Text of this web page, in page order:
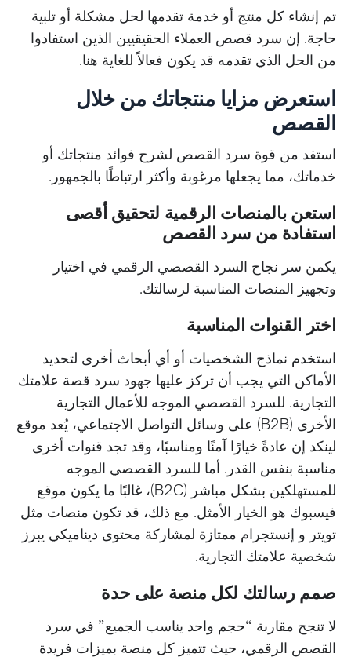
تم إنشاء كل منتج أو خدمة تقدمها لحل مشكلة أو تلبية
حاجة. إن سرد قصص العملاء الحقيقيين الذين استفادوا
من الحل الذي تقدمه قد يكون فعالاً للغاية هنا.
استعرض مزايا منتجاتك من خلال
القصص
استفد من قوة سرد القصص لشرح فوائد منتجاتك أو
خدماتك، مما يجعلها مرغوبة وأكثر ارتباطًا بالجمهور.
استعن بالمنصات الرقمية لتحقيق أقصى
استفادة من سرد القصص
يكمن سر نجاح السرد القصصي الرقمي في اختيار
وتجهيز المنصات المناسبة لرسالتك.
اختر القنوات المناسبة
استخدم نماذج الشخصيات أو أي أبحاث أخرى لتحديد
الأماكن التي يجب أن تركز عليها جهود سرد قصة علامتك
التجارية. للسرد القصصي الموجه للأعمال التجارية
الأخرى (B2B) على وسائل التواصل الاجتماعي، يُعد موقع
لينكد إن عادةً خيارًا آمنًا ومناسبًا، وقد تجد قنوات أخرى
مناسبة بنفس القدر. أما للسرد القصصي الموجه
للمستهلكين بشكل مباشر (B2C)، غالبًا ما يكون موقع
فيسبوك هو الخيار الأمثل. مع ذلك، قد تكون منصات مثل
تويتر و إنستجرام ممتازة لمشاركة محتوى ديناميكي يبرز
شخصية علامتك التجارية.
صمم رسالتك لكل منصة على حدة
لا تنجح مقاربة “حجم واحد يناسب الجميع” في سرد
القصص الرقمي، حيث تتميز كل منصة بميزات فريدة